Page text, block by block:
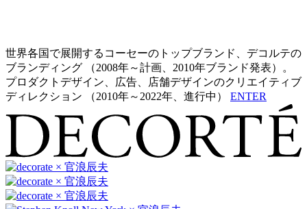
世界各国で展開するコーセーのトップブランド、デコルテの
ブランディング （2008年～計画、2010年ブランド発表）。
プロダクトデザイン、広告、店舗デザインのクリエイティブ
ディレクション （2010年～2022年、進行中） ENTER